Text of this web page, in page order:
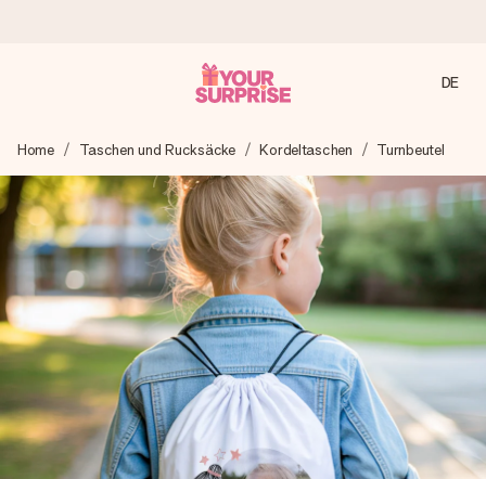
Wir bereiten dein Geschenk sorgfältig vor und schicken es
blitzschnell – damit du es genau zum richtigen Zeitpunkt
überreichen kannst, wenn es am meisten zählt.
4,8 (basierend auf +15.000 Bewertungen)
Unsere Geschenke begeistern. Kunden bewerten uns mit
4,8 bei Google Reviews (Gesamtergebnis aller Länder, in
die wir versenden).
Mit Liebe gemacht, im Handumdrehen
DE
Home Taschen und Rucksäcke Kordeltaschen Turnbeutel